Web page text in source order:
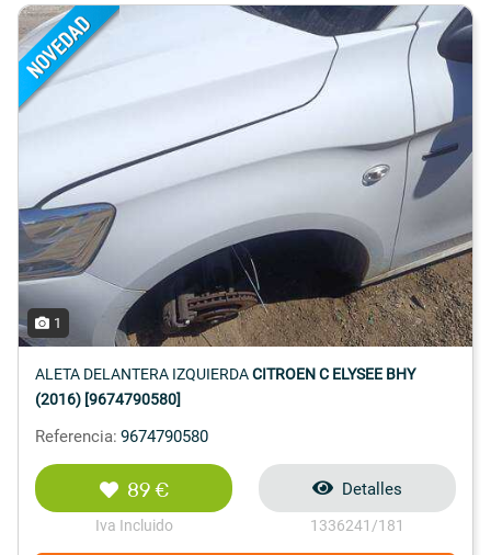
1
ALETA DELANTERA IZQUIERDACITROEN C ELYSEE BHY
(2016) [9674790580]
Referencia: 9674790580
89 €
Iva Incluido
Detalles
1336241/181